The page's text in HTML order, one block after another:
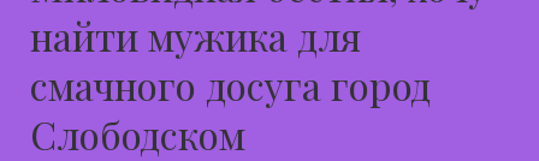
найти мужика для
смачного досуга город
Слободском